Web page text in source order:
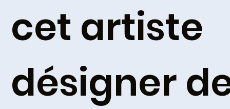
cet artiste
désigner